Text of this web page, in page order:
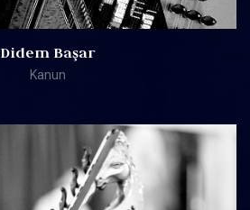
Didem Başar
Kanun